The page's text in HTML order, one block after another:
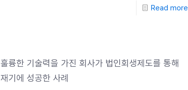
Read more
훌륭한 기술력을 가진 회사가 법인회생제도를 통해
재기에 성공한 사례